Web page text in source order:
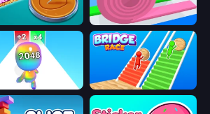
Dalgona Candy Honeycomb Cookie Layers Roll
2048 Bridge Race